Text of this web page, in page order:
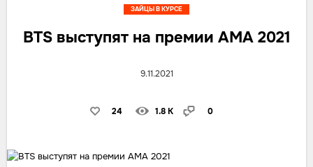
BTS выступят на премии AMA 2021
9.11.2021
24 1.8 K 0
ЗАЙЦЫ В КУРСЕ